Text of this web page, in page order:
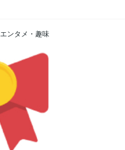
エンタメ・趣味